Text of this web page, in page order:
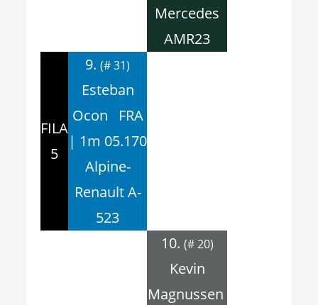
Mercedes
AMR23
FILA
5
9.(# 31)
Esteban
Ocon FRA
| 1m 05.170
Alpine-
Renault A-
523
10. (# 20)
Kevin
Magnussen